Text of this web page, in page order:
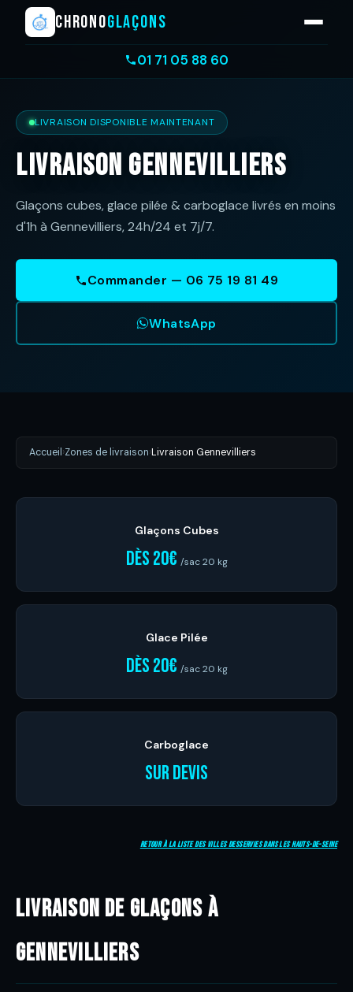
CHRONOGLAÇONS
01 71 05 88 60
LIVRAISON DISPONIBLE MAINTENANT
Livraison Gennevilliers
Glaçons cubes, glace pilée & carboglace livrés en moins
d'1h à Gennevilliers, 24h/24 et 7j/7.
Commander — 06 75 19 81 49
WhatsApp
Accueil ›Zones de livraison›Livraison Gennevilliers
Glaçons Cubes
dès 20€ /sac 20 kg
Glace Pilée
dès 20€ /sac 20 kg
Carboglace
Sur devis
Retour à la liste des villes desservies dans les Hauts-de-Seine
Livraison de glaçons à
Gennevilliers